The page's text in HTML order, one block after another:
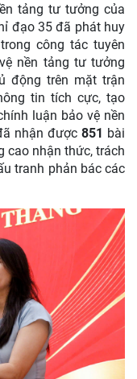
tảng tư tưởng của
đạo 35 đã phát huy
công tác tuyên
nền tảng tư tưởng
động trên mặt trận
tin tích cực, tạo
luận bảo vệ nền
nhận được 851 bài
cao nhận thức, trách
tranh phản bác các